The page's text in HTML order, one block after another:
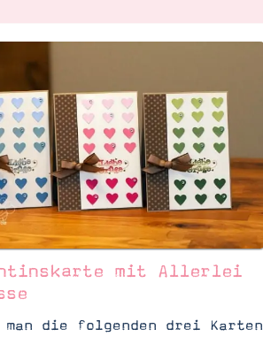
mit Allerlei
man die folgenden drei Karten